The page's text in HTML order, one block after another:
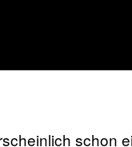
schon